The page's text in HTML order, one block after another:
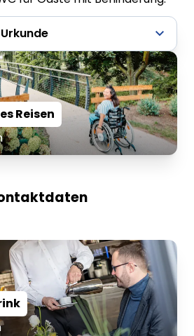
Meyerink
Meyerink
Reisen